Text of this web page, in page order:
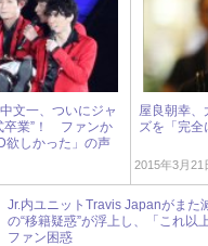
文一、ついにジャ
卒業”！ ファンか
欲しかった」の声
屋良朝幸、
ズを「完全
2015年3月21
Jr.内ユニットTravis Japanがま
の“移籍疑惑”が浮上し、「これ以
ファン困惑